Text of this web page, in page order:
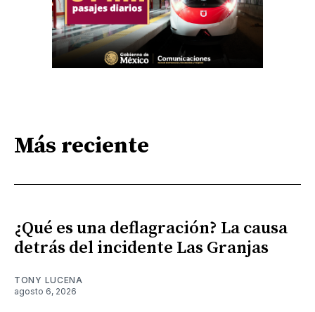
Más reciente
¿Qué es una deflagración? La causa
detrás del incidente Las Granjas
TONY LUCENA
agosto 6, 2026